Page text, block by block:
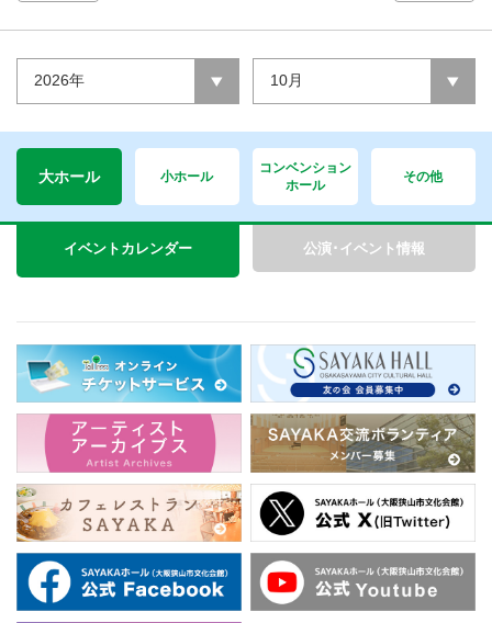
2026年 10月
大ホール 小ホール
コンベンション
ホール
その他
イベントカレンダー 公演･イベント情報